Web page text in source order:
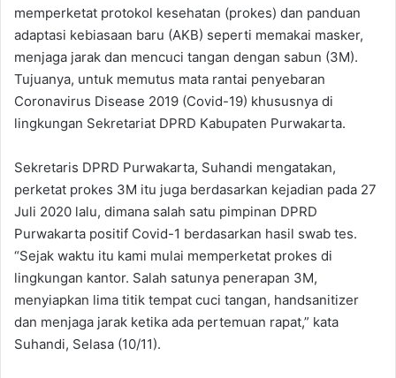
memperketat protokol kesehatan (prokes) dan panduan
adaptasi kebiasaan baru (AKB) seperti memakai masker,
menjaga jarak dan mencuci tangan dengan sabun (3M).
Tujuanya, untuk memutus mata rantai penyebaran
Coronavirus Disease 2019 (Covid-19) khususnya di
lingkungan Sekretariat DPRD Kabupaten Purwakarta.
Sekretaris DPRD Purwakarta, Suhandi mengatakan,
perketat prokes 3M itu juga berdasarkan kejadian pada 27
Juli 2020 lalu, dimana salah satu pimpinan DPRD
Purwakarta positif Covid-1 berdasarkan hasil swab tes.
“Sejak waktu itu kami mulai memperketat prokes di
lingkungan kantor. Salah satunya penerapan 3M,
menyiapkan lima titik tempat cuci tangan, handsanitizer
dan menjaga jarak ketika ada pertemuan rapat,” kata
Suhandi, Selasa (10/11).